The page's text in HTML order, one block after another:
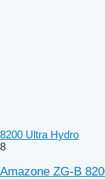
8200 Ultra Hydro
8
Amazone ZG-B